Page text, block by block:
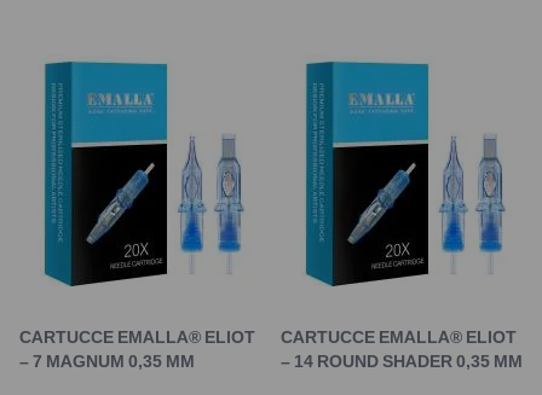
CARTUCCE EMALLA® ELIOT
– 7 MAGNUM 0,35 MM
CARTUCCE EMALLA® ELIOT
– 14 ROUND SHADER 0,35 MM